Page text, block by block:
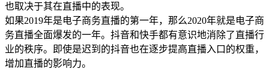
也取决于其在直播中的表现。
如果2019年是电子商务直播的第一年，那么2020年就是电子商
务直播全面爆发的一年。抖音和快手都有意识地消除了直播行
业的秩序。即使是迟到的抖音也在逐步提高直播入口的权重，
增加直播的影响力。